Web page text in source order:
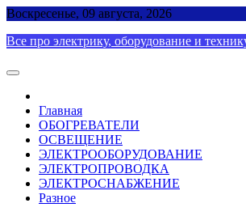
Skip
content
Воскресенье, 09 августа, 2026
Все про электрику, оборудование и
Главная
ОБОГРЕВАТЕЛИ
ОСВЕЩЕНИЕ
ЭЛЕКТРООБОРУДОВАНИЕ
ЭЛЕКТРОПРОВОДКА
ЭЛЕКТРОСНАБЖЕНИЕ
Разное